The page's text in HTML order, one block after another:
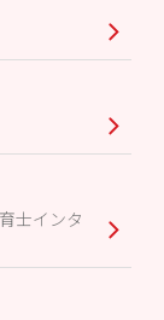
士インタ